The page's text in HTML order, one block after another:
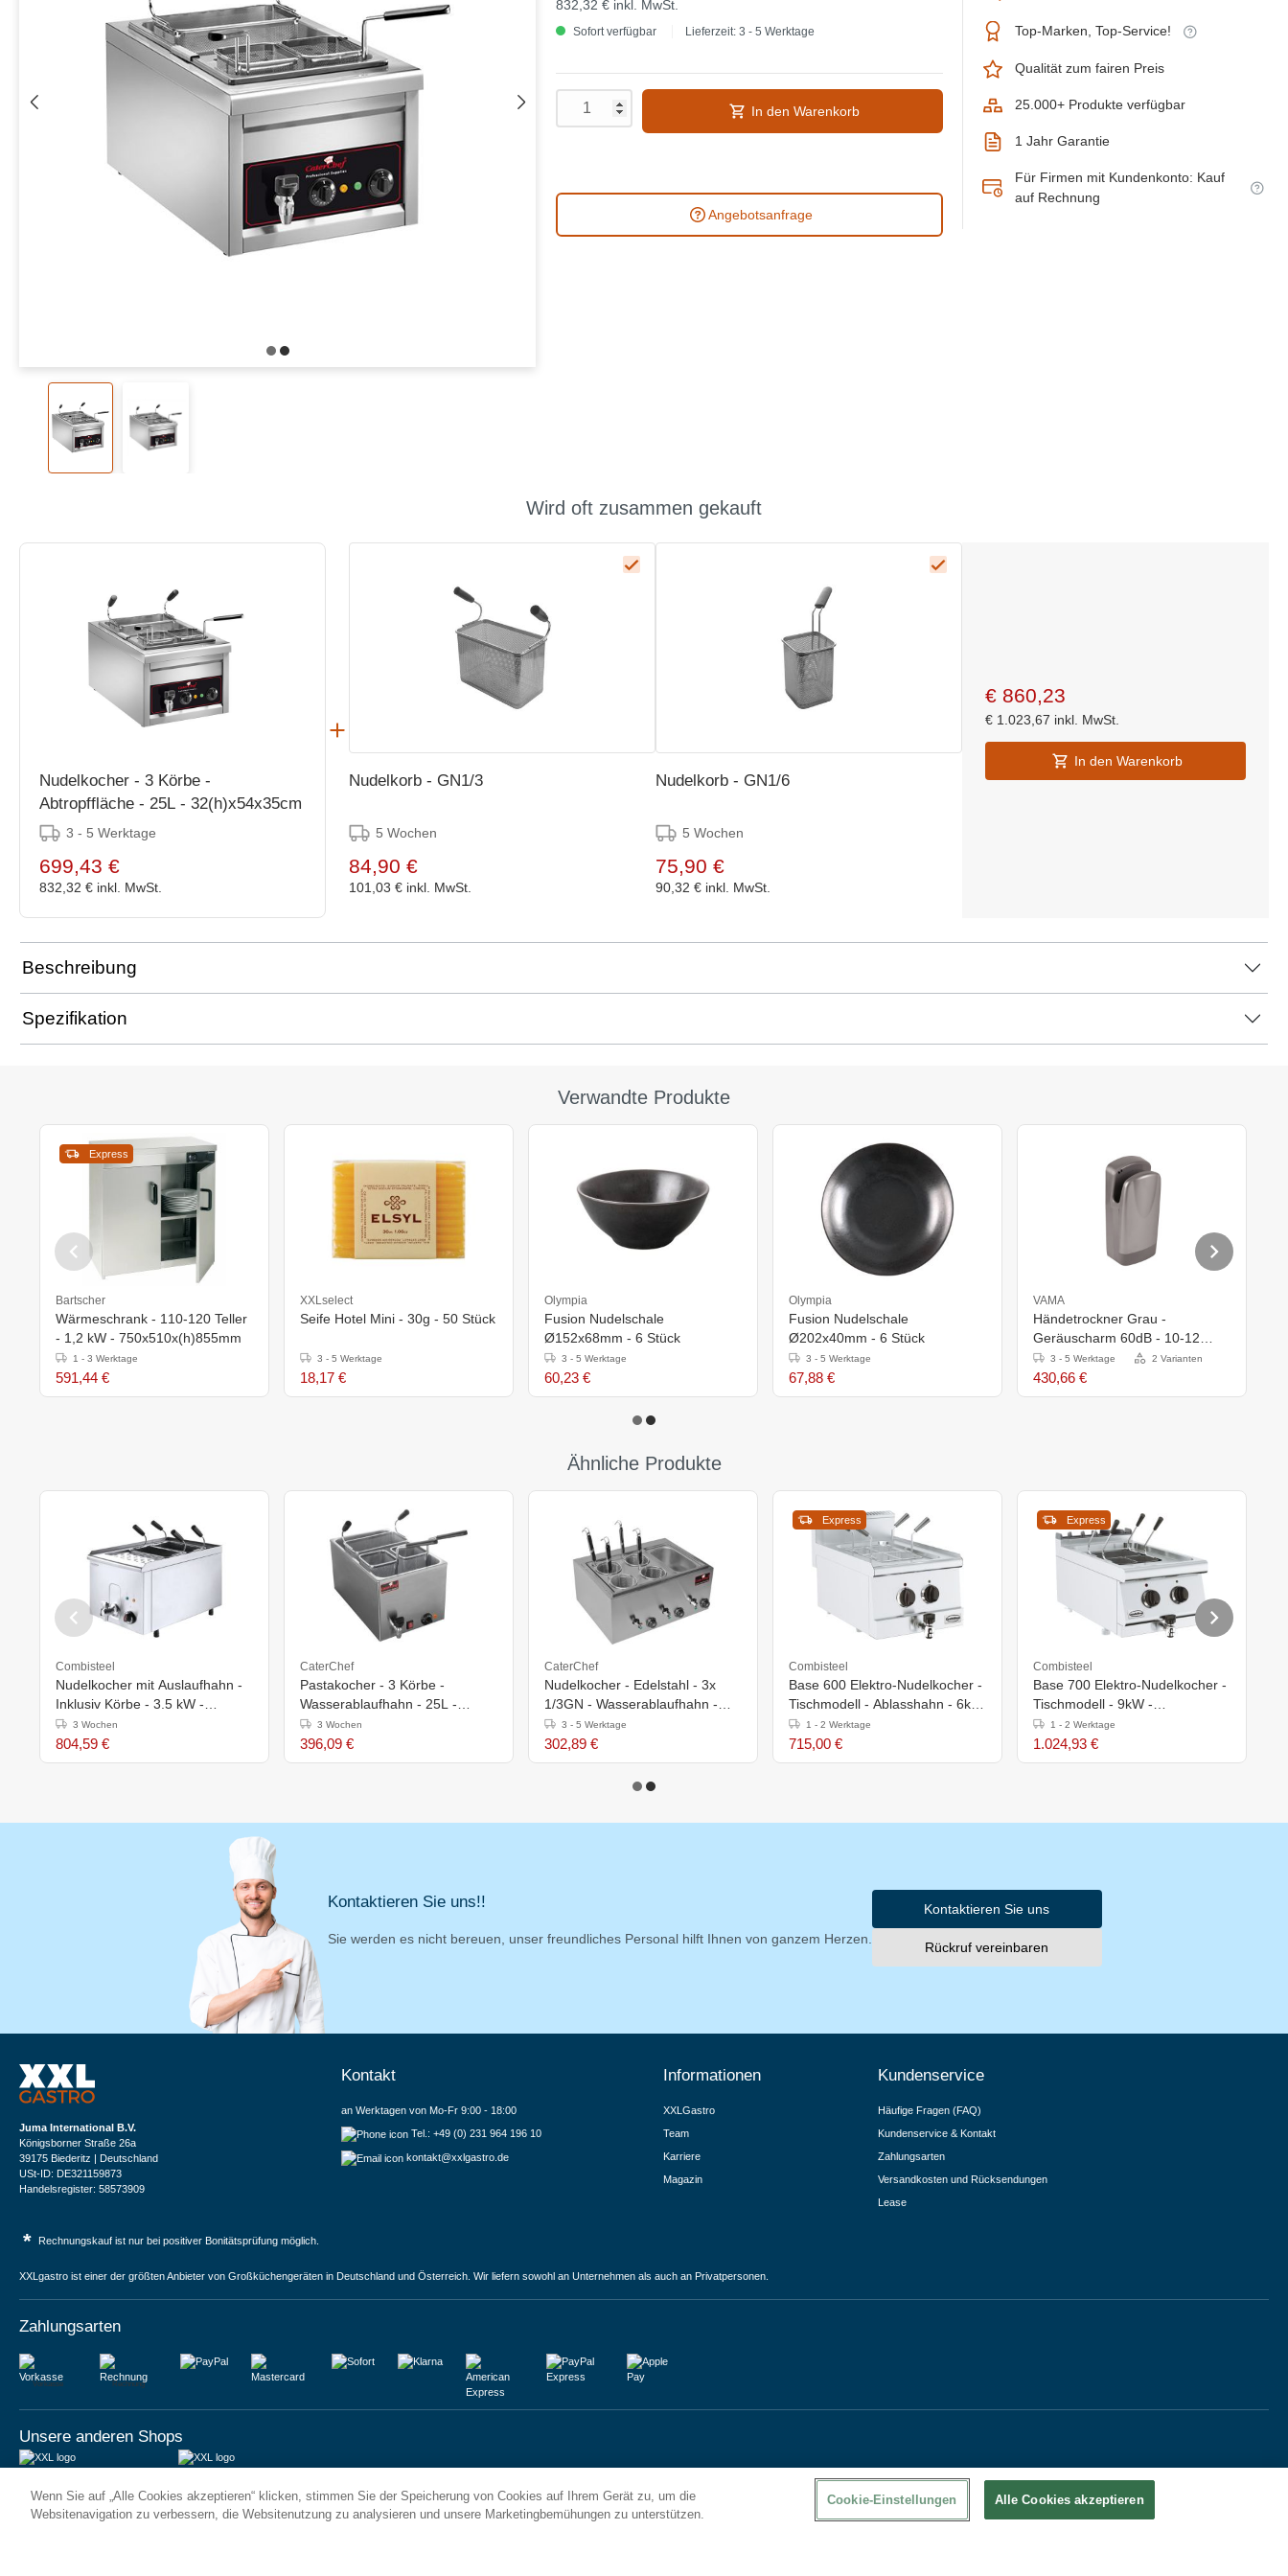
832,32 € inkl. MwSt.
Sofort verfügbar Lieferzeit: 3 - 5 Werktage
In den Warenkorb
Angebotsanfrage
Top-Marken, Top-Service!
Qualität zum fairen Preis
25.000+ Produkte verfügbar
1 Jahr Garantie
Für Firmen mit Kundenkonto: Kauf
auf Rechnung
Wird oft zusammen gekauft
Nudelkocher - 3 Körbe -
Abtropffläche - 25L - 32(h)x54x35cm
3 - 5 Werktage
699,43 €
832,32 € inkl. MwSt.
Nudelkorb - GN1/3
5 Wochen
84,90 €
101,03 € inkl. MwSt.
Nudelkorb - GN1/6
5 Wochen
75,90 €
90,32 € inkl. MwSt.
€ 860,23
€ 1.023,67 inkl. MwSt.
In den Warenkorb
Beschreibung
Spezifikation
Verwandte Produkte
Express
Bartscher
Wärmeschrank - 110-120 Teller
- 1,2 kW - 750x510x(h)855mm
1 - 3 Werktage
591,44 €
XXLselect
Seife Hotel Mini - 30g - 50 Stück
3 - 5 Werktage
18,17 €
Olympia
Fusion Nudelschale
Ø152x68mm - 6 Stück
3 - 5 Werktage
60,23 €
Olympia
Fusion Nudelschale
Ø202x40mm - 6 Stück
3 - 5 Werktage
67,88 €
VAMA
Händetrockner Grau -
Geräuscharm 60dB - 10-12
Sekunden- XXL ANGEBOT
3 - 5 Werktage 2 Varianten
430,66 €
Ähnliche Produkte
Combisteel
Nudelkocher mit Auslaufhahn -
Inklusiv Körbe - 3.5 kW -
400x680x(h)370mm
3 Wochen
804,59 €
CaterChef
Pastakocher - 3 Körbe -
Wasserablaufhahn - 25L -
32(h)x54x35cm
3 Wochen
396,09 €
CaterChef
Nudelkocher - Edelstahl - 3x
1/3GN - Wasserablaufhahn -
29(h)x54x60,5cm
3 - 5 Werktage
302,89 €
Express
Combisteel
Base 600 Elektro-Nudelkocher -
Tischmodell - Ablasshahn - 6kW
- 400x600x(h)300mm
1 - 2 Werktage
715,00 €
Express
Combisteel
Base 700 Elektro-Nudelkocher -
Tischmodell - 9kW -
400x700x(h)300mm
1 - 2 Werktage
1.024,93 €
Kontaktieren Sie uns!!
Sie werden es nicht bereuen, unser freundliches Personal hilft Ihnen von ganzem Herzen.
Kontaktieren Sie uns
Rückruf vereinbaren
Juma International B.V.
Königsborner Straße 26a
39175 Biederitz | Deutschland
USt-ID: DE321159873
Handelsregister: 58573909
Kontakt
an Werktagen von Mo-Fr 9:00 - 18:00
Tel.: +49 (0) 231 964 196 10
kontakt@xxlgastro.de
Informationen
XXLGastro
Team
Karriere
Magazin
Kundenservice
Häufige Fragen (FAQ)
Kundenservice & Kontakt
Zahlungsarten
Versandkosten und Rücksendungen
Lease
* Rechnungskauf ist nur bei positiver Bonitätsprüfung möglich.
XXLgastro ist einer der größten Anbieter von Großküchengeräten in Deutschland und Österreich. Wir liefern sowohl an Unternehmen als auch an Privatpersonen.
Zahlungsarten
Vorkasse Rechnung
Unsere anderen Shops
6 Rue des Bateliers
92110 Clichy | France
Vrijheidweg 34
1521RR Wormerveer | Nederland
Wenn Sie auf „Alle Cookies akzeptieren“ klicken, stimmen Sie der Speicherung von Cookies auf Ihrem Gerät zu, um die
Websitenavigation zu verbessern, die Websitenutzung zu analysieren und unsere Marketingbemühungen zu unterstützen.
Cookie-Einstellungen Alle Cookies akzeptieren